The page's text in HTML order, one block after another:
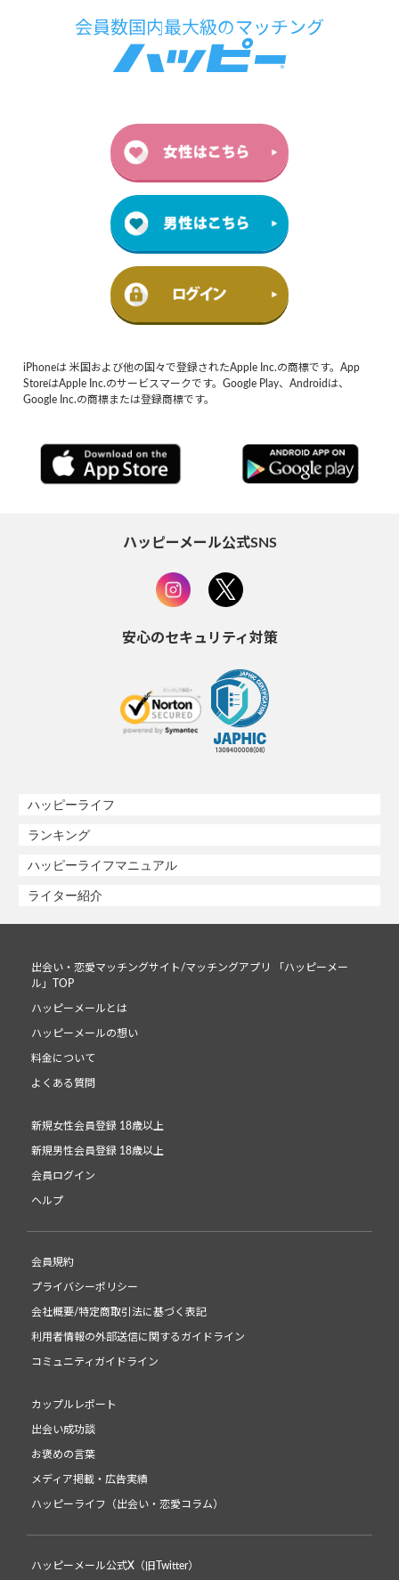
iPhoneは 米国および他の国々で登録されたApple Inc.の商標です。App
StoreはApple Inc.のサービスマークです。Google Play、Androidは、
Google Inc.の商標または登録商標です。
ハッピーメール公式SNS
安心のセキュリティ対策
ハッピーライフ
ランキング
ハッピーライフマニュアル
ライター紹介
出会い・恋愛マッチングサイト/マッチングアプリ 「ハッピーメー
ル」TOP
ハッピーメールとは
ハッピーメールの想い
料金について
よくある質問
新規女性会員登録 18歳以上
新規男性会員登録 18歳以上
会員ログイン
ヘルプ
会員規約
プライバシーポリシー
会社概要/特定商取引法に基づく表記
利用者情報の外部送信に関するガイドライン
コミュニティガイドライン
カップルレポート
出会い成功談
お褒めの言葉
メディア掲載・広告実績
ハッピーライフ（出会い・恋愛コラム）
ハッピーメール公式X（旧Twitter）